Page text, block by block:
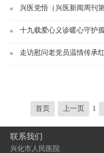
兴医党悟（兴医新闻周刊第
十九载爱心义诊暖心守护
走访慰问老党员温情传承
首页 上一页 1
联系我们
兴化市人民医院